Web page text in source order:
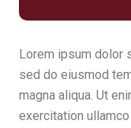
Lorem ipsum dolor
sed do eiusmod
magna aliqua. Ut
exercitation